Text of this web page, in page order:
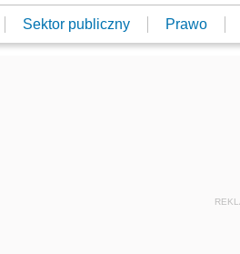
Sektor publiczny Prawo